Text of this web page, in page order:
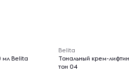
- это
и в
,
мл Belita
Belita
Тональный крем-
тон 04